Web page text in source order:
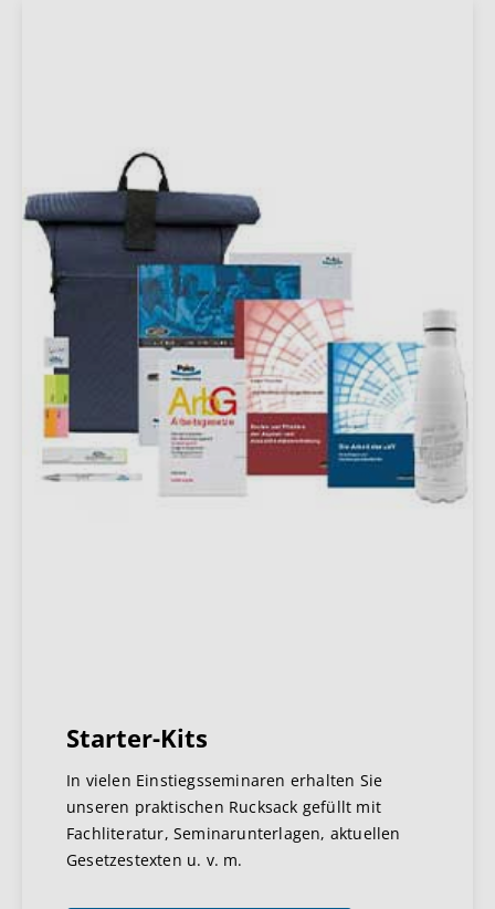
Starter-Kits
In vielen Einstiegsseminaren erhalten Sie
unseren praktischen Rucksack gefüllt mit
Fachliteratur, Seminarunterlagen, aktuellen
Gesetzestexten u. v. m.